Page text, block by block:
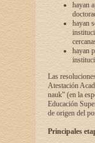
hayan
hayan
hayan
Las
Atestación
nauk” (en la
Educación
de origen del
Principales